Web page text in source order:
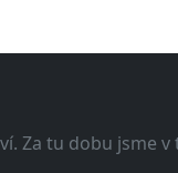
Za tu dobu jsme